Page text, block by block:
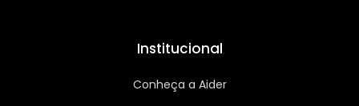
Institucional
Conheça a Aider